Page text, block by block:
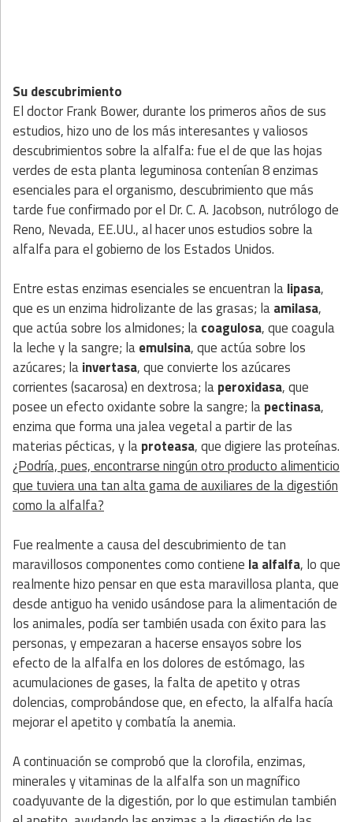
Su descubrimiento
El doctor Frank Bower, durante los primeros años de sus
estudios, hizo uno de los más interesantes y valiosos
descubrimientos sobre la alfalfa: fue el de que las hojas
verdes de esta planta leguminosa contenían 8 enzimas
esenciales para el organismo, descubrimiento que más
tarde fue confirmado por el Dr. C. A. Jacobson, nutrólogo de
Reno, Nevada, EE.UU., al hacer unos estudios sobre la
alfalfa para el gobierno de los Estados Unidos.
Entre estas enzimas esenciales se encuentran lalipasa,
que es un enzima hidrolizante de las grasas; laamilasa,
que actúa sobre los almidones; lacoagulosa, que coagula
la leche y la sangre; laemulsina, que actúa sobre los
azúcares; lainvertasa, que convierte los azúcares
corrientes (sacarosa) en dextrosa; laperoxidasa, que
posee un efecto oxidante sobre la sangre; lapectinasa,
enzima que forma una jalea vegetal a partir de las
materias pécticas, y laproteasa, que digiere las proteínas.
¿Podría, pues, encontrarse ningún otro producto alimenticio
que tuviera una tan alta gama de auxiliares de la digestión
como la alfalfa?
Fue realmente a causa del descubrimiento de tan
maravillosos componentes como contiene la alfalfa, lo que
realmente hizo pensar en que esta maravillosa planta, que
desde antiguo ha venido usándose para la alimentación de
los animales, podía ser también usada con éxito para las
personas, y empezaran a hacerse ensayos sobre los
efecto de la alfalfa en los dolores de estómago, las
acumulaciones de gases, la falta de apetito y otras
dolencias, comprobándose que, en efecto, la alfalfa hacía
mejorar el apetito y combatía la anemia.
A continuación se comprobó que la clorofila, enzimas,
minerales y vitaminas de la alfalfa son un magnífico
coadyuvante de la digestión, por lo que estimulan también